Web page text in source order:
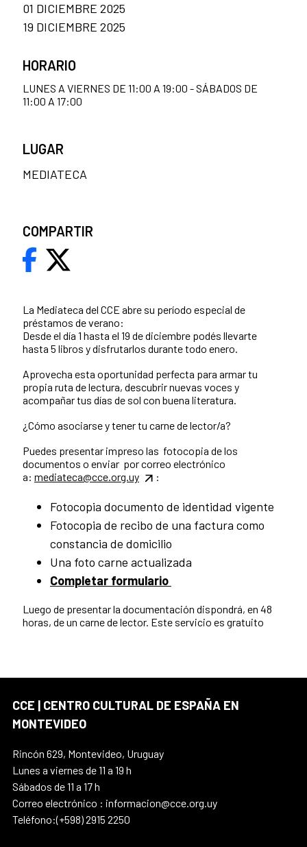
La Mediateca del CCE abre su período especial de
préstamos de verano:
Desde el día 1 hasta el 19 de diciembre podés llevarte
hasta 5 libros y disfrutarlos durante todo enero.
Aprovecha esta oportunidad perfecta para armar tu
propia ruta de lectura, descubrir nuevas voces y
acompañar tus días de sol con buena literatura.
¿Cómo asociarse y tener tu carne de lector/a?
Puedes presentar impreso las fotocopia de los
documentos o enviar por correo electrónico
a: mediateca@cce.org.uy :
Fotocopia documento de identidad vigente
Fotocopia de recibo de una factura como
constancia de domicilio
Una foto carne actualizada
Completar formulario
Luego de presentar la documentación dispondrá, en 48
horas, de un carne de lector. Este servicio es gratuito
01 DICIEMBRE 2025
19 DICIEMBRE 2025
HORARIO
LUNES A VIERNES DE 11:00 A 19:00 - SÁBADOS DE
11:00 A 17:00
LUGAR
MEDIATECA
COMPARTIR
CCE | CENTRO CULTURAL DE ESPAÑA EN
MONTEVIDEO
Rincón 629, Montevideo, Uruguay
Lunes a viernes de 11 a 19 h
Sábados de 11 a 17 h
Correo electrónico : informacion@cce.org.uy
Teléfono:(+598) 2915 2250